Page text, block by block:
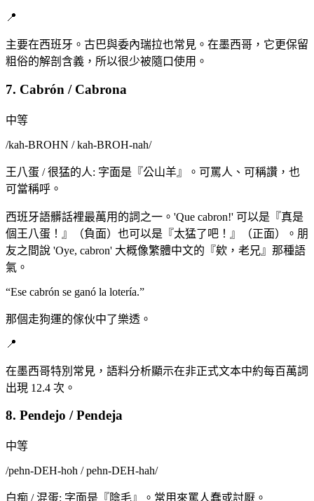
📍
主要在西班牙。古巴與委內瑞拉也常見。在墨西哥，它更保留
粗俗的解剖含義，所以很少被隨口使用。
7. Cabrón / Cabrona
中等
/kah-BROHN / kah-BROH-nah/
王八蛋 / 很猛的人: 字面是『公山羊』。可罵人、可稱讚，也
可當稱呼。
西班牙語髒話裡最萬用的詞之一。'Que cabron!' 可以是『真是
個王八蛋！』（負面）也可以是『太猛了吧！』（正面）。朋
友之間說 'Oye, cabron' 大概像繁體中文的『欸，老兄』那種語
氣。
“Ese cabrón se ganó la lotería.”
那個走狗運的傢伙中了樂透。
📍
在墨西哥特別常見，語料分析顯示在非正式文本中約每百萬詞
出現 12.4 次。
8. Pendejo / Pendeja
中等
/pehn-DEH-hoh / pehn-DEH-hah/
白痴 / 混蛋: 字面是『陰毛』。常用來罵人蠢或討厭。